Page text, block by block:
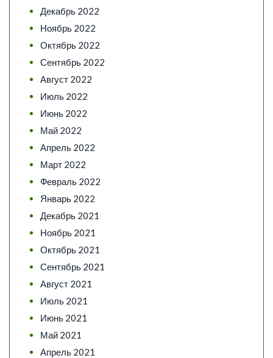
Декабрь 2022
Ноябрь 2022
Октябрь 2022
Сентябрь 2022
Август 2022
Июль 2022
Июнь 2022
Май 2022
Апрель 2022
Март 2022
Февраль 2022
Январь 2022
Декабрь 2021
Ноябрь 2021
Октябрь 2021
Сентябрь 2021
Август 2021
Июль 2021
Июнь 2021
Май 2021
Апрель 2021